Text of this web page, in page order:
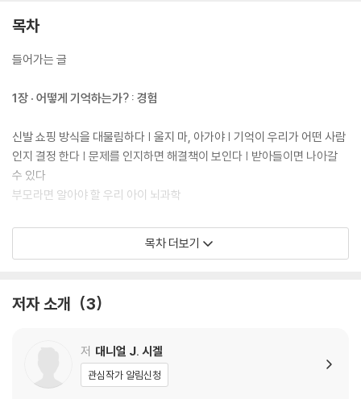
형성하는 데 필요한 9가지 핵심 요소를 제시한다. 또한 자녀와의 경험, 유
내면을 이해하고 존중할 때 자녀와의 관계도 더욱 건강해질 수 있음을 강
목차
들어가는 글
1장 · 어떻게 기억하는가? : 경험
신발 쇼핑 방식을 대물림하다 | 울지 마, 아가야 | 기억이 우리가 어떤 사람
인지 결정 한다 | 문제를 인지하면 해결책이 보인다 | 받아들이면 나아갈
수 있다
부모라면 알아야 할 우리 아이 뇌과학
2장 · 어떻게 세상을 이해하는가? : 이야기
부모라면 알아야 할 우리 아이 뇌과학
3장 · 어떻게 느끼는가? : 감정
물속에서 연결되는 기분을 느끼다 | 정서적 소통이 이루어지면 유대감을
목차 더보기
저자 소개 3
저 대니얼 J. 시겔
관심작가 알림신청